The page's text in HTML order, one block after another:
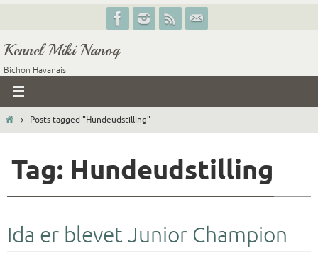
to
content
Kennel Miki Nanoq
Bichon Havanais
HomePosts tagged "Hundeudstilling"
Tag: Hundeudstilling
Ida er blevet Junior Champion